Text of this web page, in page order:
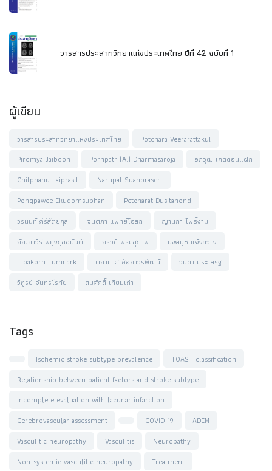
วารสารประสาทวิทยาแห่งประเทศไทย ปีที่ 42 ฉบับที่ 1
ผู้เขียน
วารสารประสาทวิทยาแห่งประเทศไทย
Potchara Veerarattakul
Piromya Jaiboon
Pornpatr (A.) Dharmasaroja
อภิวุฒิ เกิดดอนแฝก
Chitphanu Laiprasit
Narupat Suanprasert
Pongpawee Ekudomsuphan
Petcharat Dusitanond
วรนันท์ คีรีสัตยกุล
จินตภา แพทย์โอสถ
ญานิกา โพธิ์งาม
กัณยาวีร์ พยุงกุลอนันต์
กรวดี พรมสุภาพ
นงค์นุช แจ้งสว่าง
Tipakorn Tumnark
ผกามาศ ฮ้อถาวรพัฒน์
วนิดา ประเสริฐ
วิฑูรย์ จันทรโรทัย
สมศักดิ์ เทียมเก่า
Tags
Ischemic stroke subtype prevalence
TOAST classification
Relationship between patient factors and stroke subtype
Incomplete evaluation with lacunar infarction
Cerebrovascular assessment
COVID-19
ADEM
Vasculitic neuropathy
Vasculitis
Neuropathy
Non-systemic vasculitic neuropathy
Treatment